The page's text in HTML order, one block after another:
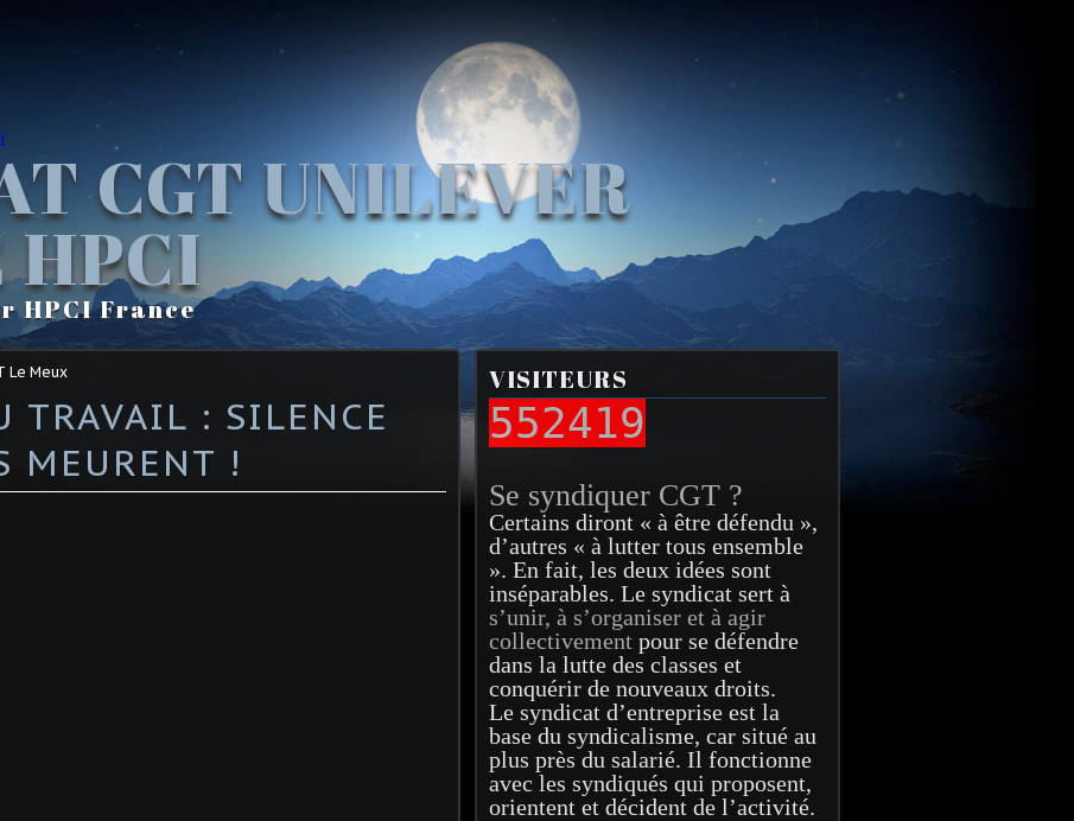
CGT UNILEVER
HPCI
HPCI France
Le Meux
TRAVAIL : SILENCE
MEURENT !
VISITEURS
552419
Se syndiquer CGT ?
Certains diront « à être défendu »,
d’autres « à lutter tous ensemble
». En fait, les deux idées sont
inséparables. Le syndicat sert à
s’unir, à s’organiser et à agir
collectivement pour se défendre
dans la lutte des classes et
conquérir de nouveaux droits.
Le syndicat d’entreprise est la
base du syndicalisme, car situé au
plus près du salarié. Il fonctionne
avec les syndiqués qui proposent,
orientent et décident de l’activité.